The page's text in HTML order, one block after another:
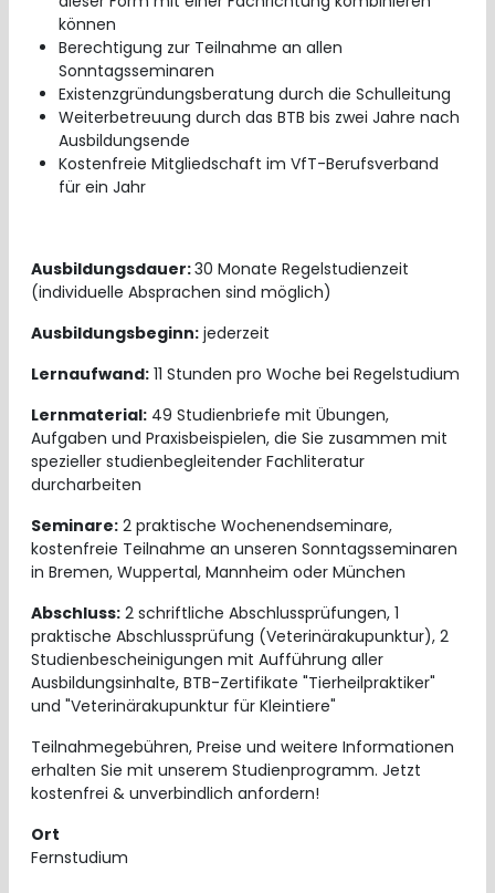
können
Berechtigung zur Teilnahme an allen
Sonntagsseminaren
Existenzgründungsberatung durch die Schulleitung
Weiterbetreuung durch das BTB bis zwei Jahre nach
Ausbildungsende
Kostenfreie Mitgliedschaft im VfT-Berufsverband
für ein Jahr
Ausbildungsdauer:30 Monate Regelstudienzeit
(individuelle Absprachen sind möglich)
Ausbildungsbeginn: jederzeit
Lernaufwand: 11 Stunden pro Woche bei Regelstudium
Lernmaterial: 49 Studienbriefe mit Übungen,
Aufgaben und Praxisbeispielen, die Sie zusammen mit
spezieller studienbegleitender Fachliteratur
durcharbeiten
Seminare: 2 praktische Wochenendseminare,
kostenfreie Teilnahme an unseren Sonntagsseminaren
in Bremen, Wuppertal, Mannheim oder München
Abschluss: 2 schriftliche Abschlussprüfungen, 1
praktische Abschlussprüfung (Veterinärakupunktur), 2
Studienbescheinigungen mit Aufführung aller
Ausbildungsinhalte, BTB-Zertifikate "Tierheilpraktiker"
und "Veterinärakupunktur für Kleintiere"
Teilnahmegebühren, Preise und weitere Informationen
erhalten Sie mit unserem Studienprogramm. Jetzt
kostenfrei & unverbindlich anfordern!
Ort
Fernstudium